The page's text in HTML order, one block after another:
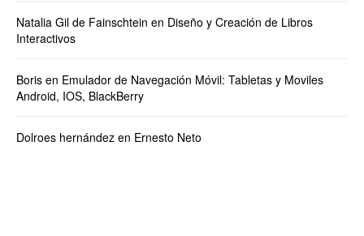
Natalia Gil de Fainschtein en Diseño y Creación de Libros
Interactivos
Boris en Emulador de Navegación Móvil: Tabletas y Moviles
Android, IOS, BlackBerry
Dolroes hernández en Ernesto Neto